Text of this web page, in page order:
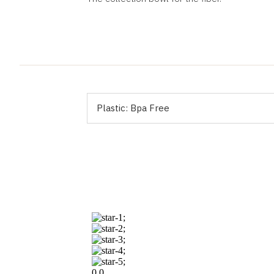
Plastic: Bpa Free